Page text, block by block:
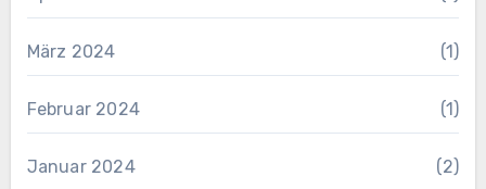
März 2024 (1)
Februar 2024 (1)
Januar 2024 (2)